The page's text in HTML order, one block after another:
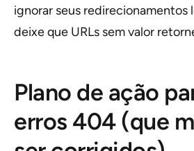
ignorar seus redirecionamentos
deixe que URLs sem valor
Plano de ação
erros 404 (que